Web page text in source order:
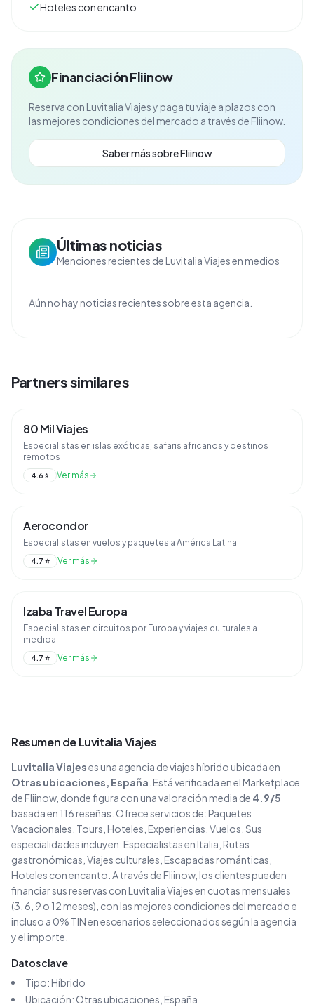
Hoteles con encanto
Financiación Fliinow
Reserva con Luvitalia Viajesy paga tu viaje a plazos con
las mejores condiciones del mercado a través de Fliinow.
Saber más sobre Fliinow
Últimas noticias
Menciones recientes de Luvitalia Viajes en medios
Aún no hay noticias recientes sobre esta agencia.
Partners similares
80 Mil Viajes
Especialistas en islas exóticas, safaris africanos y destinos
remotos
4.6⭐ Ver más
Aerocondor
Especialistas en vuelos y paquetes a América Latina
4.7 ⭐ Ver más
Izaba Travel Europa
Especialistas en circuitos por Europa y viajes culturales a
medida
4.7 ⭐ Ver más
Resumen deLuvitalia Viajes
Luvitalia Viajeses una agencia de viajeshíbridoubicada en
Otras ubicaciones, España . Está verificada en el Marketplace
de Fliinow, donde figura con una valoración media de 4.9/5
basada en 116reseñas . Ofrece servicios de:Paquetes
Vacacionales, Tours, Hoteles, Experiencias, Vuelos Sus
especialidades incluyen:Especialistas en Italia, Rutas
gastronómicas, Viajes culturales, Escapadas románticas,
Hoteles con encanto A través de Fliinow, los clientes pueden
financiar sus reservas conLuvitalia Viajesen cuotas mensuales
(3, 6, 9 o 12 meses), con las mejores condiciones del mercado e
incluso a 0% TIN en escenarios seleccionados según la agencia
y el importe.
Datos clave
Tipo:Híbrido
Ubicación: Otras ubicaciones , España